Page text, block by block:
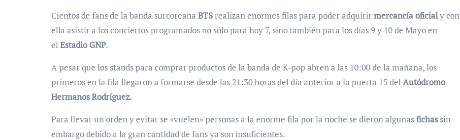
Cientos de fans de la banda surcoreana BTSrealizan enormes filas para poder adquirirmercancía oficialy con
ella asistir a los conciertos programados no sólo para hoy 7, sino también para los días 9 y 10 de Mayo en
elEstadio GNP.
A pesar que los stands para comprar productos de la banda de K-pop abren a las 10:00 de la mañana, los
primeros en la fila llegaron a formarse desde las 21:30 horas del día anterior a la puerta 15 delAutódromo
Hermanos Rodríguez.
Para llevar un orden y evitar se «vuelen» personas a la enorme fila por la noche se dieron algunasfichassin
embargo debido a la gran cantidad de fans ya son insuficientes.